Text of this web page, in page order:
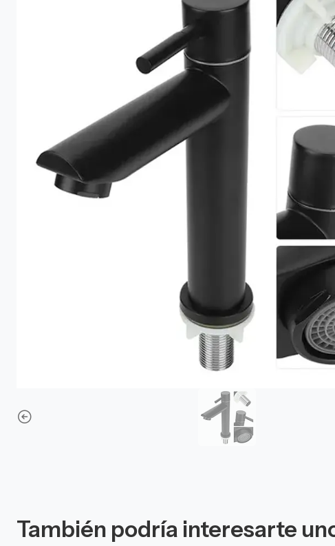
También podría interesarte